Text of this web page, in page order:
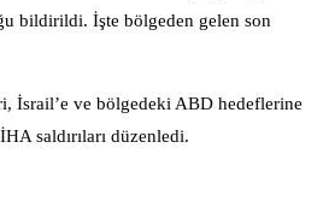
bildirildi. İşte bölgeden gelen son
İsrail’e ve bölgedeki ABD hedeflerine
saldırıları düzenledi.